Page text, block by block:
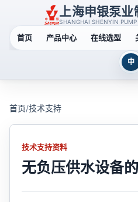
上海申银泵业
SHANGHAI SHENYIN
首页 产品中心 在线选型
中
首页/技术支持
技术支持资料
无负压供水设备